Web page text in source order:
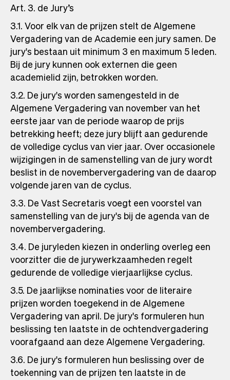
Art. 3. de Jury’s
3.1. Voor elk van de prijzen stelt de Algemene
Vergadering van de Academie een jury samen. De
jury's bestaan uit minimum 3 en maximum 5 leden.
Bij de jury kunnen ook externen die geen
academielid zijn, betrokken worden.
3.2. De jury's worden samengesteld in de
Algemene Vergadering van november van het
eerste jaar van de periode waarop de prijs
betrekking heeft; deze jury blijft aan gedurende
de volledige cyclus van vier jaar. Over occasionele
wijzigingen in de samenstelling van de jury wordt
beslist in de novembervergadering van de daarop
volgende jaren van de cyclus.
3.3. De Vast Secretaris voegt een voorstel van
samenstelling van de jury's bij de agenda van de
novembervergadering.
3.4. De juryleden kiezen in onderling overleg een
voorzitter die de jurywerkzaamheden regelt
gedurende de volledige vierjaarlijkse cyclus.
3.5. De jaarlijkse nominaties voor de literaire
prijzen worden toegekend in de Algemene
Vergadering van april. De jury's formuleren hun
beslissing ten laatste in de ochtendvergadering
voorafgaand aan deze Algemene Vergadering.
3.6. De jury's formuleren hun beslissing over de
toekenning van de prijzen ten laatste in de